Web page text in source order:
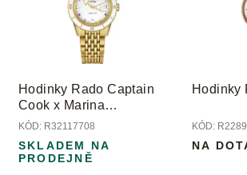
Hodinky Rado Captain
Cook x Marina
Hoermanseder
KÓD: R32117708
SKLADEM NA
PRODEJNĚ
Hodinky
KÓD:
NA